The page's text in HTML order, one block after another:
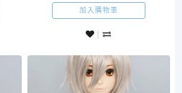
加入購物車